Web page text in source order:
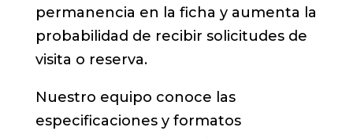
permanencia en la ficha y aumenta la
probabilidad de recibir solicitudes de
visita o reserva.
Nuestro equipo conoce las
especificaciones y formatos